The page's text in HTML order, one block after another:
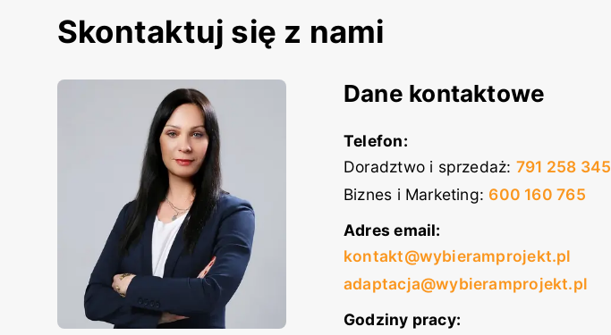
Skontaktuj się z nami
Dane kontaktowe
Telefon:
Doradztwo i sprzedaż: 791 258 345
Biznes i Marketing: 600 160 765
Adres email:
kontakt@wybieramprojekt.pl
adaptacja@wybieramprojekt.pl
Godziny pracy: